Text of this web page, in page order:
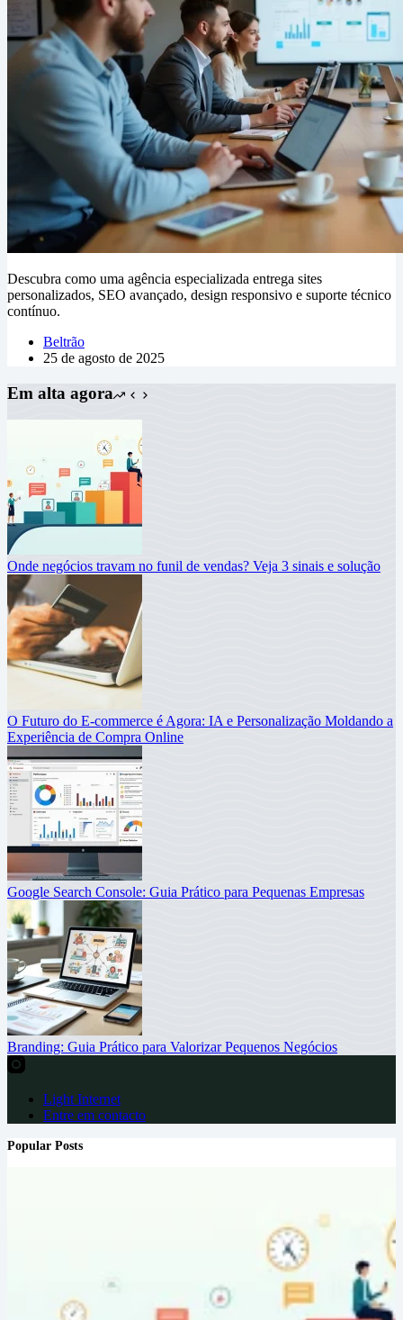
Descubra como uma agência especializada entrega sites
personalizados, SEO avançado, design responsivo e suporte técnico
contínuo.
Beltrão
25 de agosto de 2025
Em alta agora
Onde negócios travam no funil de vendas? Veja 3 sinais e solução
O Futuro do E-commerce é Agora: IA e Personalização Moldando a
Experiência de Compra Online
Google Search Console: Guia Prático para Pequenas Empresas
Branding: Guia Prático para Valorizar Pequenos Negócios
Light Internet
Entre em contacto
Popular Posts